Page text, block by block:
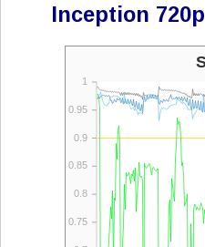
Inception 720p